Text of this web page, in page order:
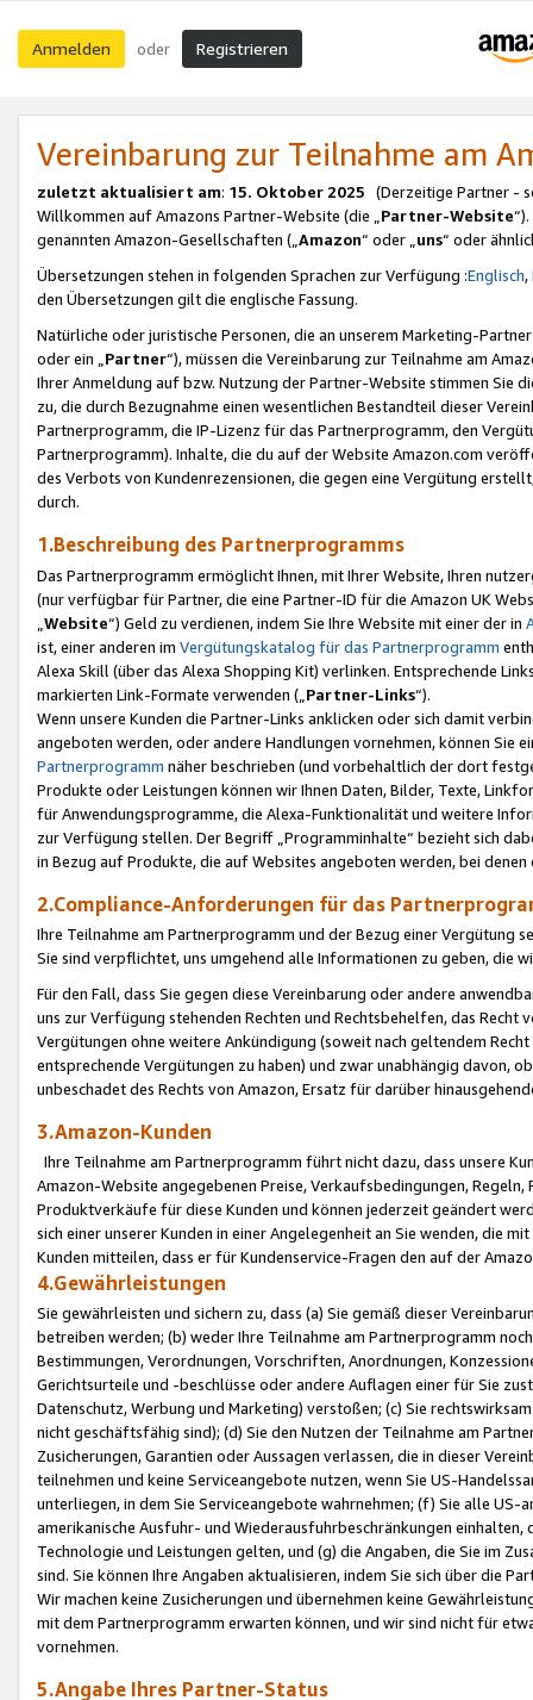
Anmelden oder Registrieren
Vereinbarung zur Teilnahme am
zuletzt aktualisiert am: 15. Oktober 2025 (Derzeitige Partner -
Willkommen auf Amazons Partner-Website (die „Partner-Website
genannten Amazon-Gesellschaften („Amazon“ oder „uns“ oder
Übersetzungen stehen in folgenden Sprachen zur Verfügung :Englisch,
den Übersetzungen gilt die englische Fassung.
Natürliche oder juristische Personen, die an unserem Marketing-
oder ein „Partner“), müssen die Vereinbarung zur Teilnahme am
Ihrer Anmeldung auf bzw. Nutzung der Partner-Website stimmen Sie
zu, die durch Bezugnahme einen wesentlichen Bestandteil dieser
Partnerprogramm, die IP-Lizenz für das Partnerprogramm, den
Partnerprogramm). Inhalte, die du auf der Website Amazon.com
des Verbots von Kundenrezensionen, die gegen eine Vergütung
durch.
1.Beschreibung des Partnerprogramms
Das Partnerprogramm ermöglicht Ihnen, mit Ihrer Website, Ihren
(nur verfügbar für Partner, die eine Partner-ID für die Amazon UK
Website“) Geld zu verdienen, indem Sie Ihre Website mit einer der in
ist, einer anderen im Vergütungskatalog für das Partnerprogramm
Alexa Skill (über das Alexa Shopping Kit) verlinken. Entsprechende
markierten Link-Formate verwenden („ Partner-Links“).
Wenn unsere Kunden die Partner-Links anklicken oder sich damit
angeboten werden, oder andere Handlungen vornehmen, können Sie
Partnerprogramm näher beschrieben (und vorbehaltlich der dort
Produkte oder Leistungen können wir Ihnen Daten, Bilder, Texte,
für Anwendungsprogramme, die Alexa-Funktionalität und weitere
zur Verfügung stellen. Der Begriff „Programminhalte“ bezieht sich
in Bezug auf Produkte, die auf Websites angeboten werden, bei
2.Compliance-Anforderungen für das
Ihre Teilnahme am Partnerprogramm und der Bezug einer Vergütung
Sie sind verpflichtet, uns umgehend alle Informationen zu geben, die
Für den Fall, dass Sie gegen diese Vereinbarung oder andere
uns zur Verfügung stehenden Rechten und Rechtsbehelfen, das
Vergütungen ohne weitere Ankündigung (soweit nach geltendem
entsprechende Vergütungen zu haben) und zwar unabhängig davon,
unbeschadet des Rechts von Amazon, Ersatz für darüber
3.Amazon-Kunden
Ihre Teilnahme am Partnerprogramm führt nicht dazu, dass unsere
Amazon-Website angegebenen Preise, Verkaufsbedingungen,
Produktverkäufe für diese Kunden und können jederzeit geändert
sich einer unserer Kunden in einer Angelegenheit an Sie wenden, die
Kunden mitteilen, dass er für Kundenservice-Fragen den auf der
4.Gewährleistungen
Sie gewährleisten und sichern zu, dass (a) Sie gemäß dieser
betreiben werden; (b) weder Ihre Teilnahme am Partnerprogramm
Bestimmungen, Verordnungen, Vorschriften, Anordnungen,
Gerichtsurteile und -beschlüsse oder andere Auflagen einer für Sie
Datenschutz, Werbung und Marketing) verstoßen; (c) Sie
nicht geschäftsfähig sind); (d) Sie den Nutzen der Teilnahme am
Zusicherungen, Garantien oder Aussagen verlassen, die in dieser
teilnehmen und keine Serviceangebote nutzen, wenn Sie US-
unterliegen, in dem Sie Serviceangebote wahrnehmen; (f) Sie alle
amerikanische Ausfuhr- und Wiederausfuhrbeschränkungen
Technologie und Leistungen gelten, und (g) die Angaben, die Sie im
sind. Sie können Ihre Angaben aktualisieren, indem Sie sich über die
Wir machen keine Zusicherungen und übernehmen keine
mit dem Partnerprogramm erwarten können, und wir sind nicht für
vornehmen.
5.Angabe Ihres Partner-Status